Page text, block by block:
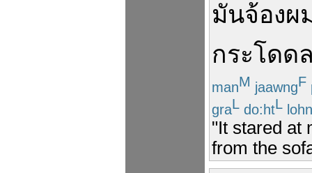
มันจ้องผ
กระโดด
manM jaawngF
graL do:htL
"It stared at
from the